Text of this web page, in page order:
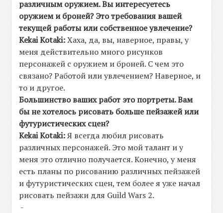
различным оружием. Вы интересуетесь
оружием и броней? Это требования вашей
текущей работы или собственное увлечение?
Kekai Kotaki:Хаха, да, вы, наверное, правы, у
меня действительно много рисунков
персонажей с оружием и броней. С чем это
связано? Работой или увлечением? Наверное, и
то и другое.
Большинство ваших работ это портреты. Вам
бы не хотелось рисовать больше пейзажей или
футуристических сцен?
Kekai Kotaki:Я всегда любил рисовать
различных персонажей. Это мой талант и у
меня это отлично получается. Конечно, у меня
есть планы по рисованию различных пейзажей
и футуристических сцен, тем более я уже начал
рисовать пейзажи для Guild Wars 2.
-